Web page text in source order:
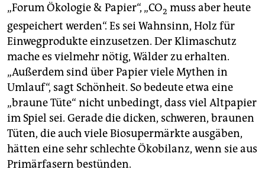
„Forum Ökologie & Papier“, „CO2 muss aber heute
gespeichert werden“. Es sei Wahnsinn, Holz für
Einwegprodukte einzusetzen. Der Klimaschutz
mache es vielmehr nötig, Wälder zu erhalten.
„Außerdem sind über Papier viele Mythen in
Umlauf“, sagt Schönheit. So bedeute etwa eine
„braune Tüte“ nicht unbedingt, dass viel Altpapier
im Spiel sei. Gerade die dicken, schweren, braunen
Tüten, die auch viele Biosupermärkte ausgäben,
hätten eine sehr schlechte Ökobilanz, wenn sie aus
Primärfasern bestünden.